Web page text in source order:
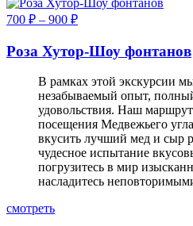
700 ₽ – 900 ₽
Роза Хутор-Шоу фонтанов
В рамках этой экскурсии
незабываемый опыт,
удовольствия. Наш маршрут
посещения Медвежьего
вкусить лучший мед и сыр
чудесное испытание
погрузитесь в мир
насладитесь
смотреть